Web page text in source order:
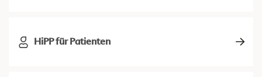
HiPP für Patienten